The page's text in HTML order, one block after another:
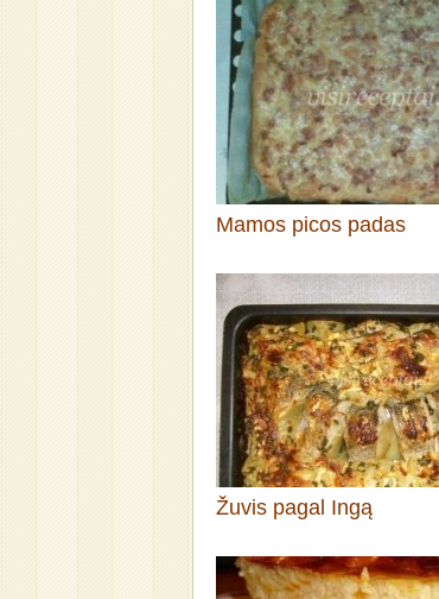
Mamos picos padas
Žuvis pagal Ingą